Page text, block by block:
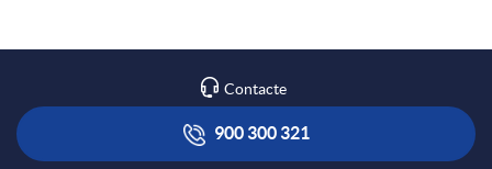
r
x
i
ó
Contacte
900 300 321